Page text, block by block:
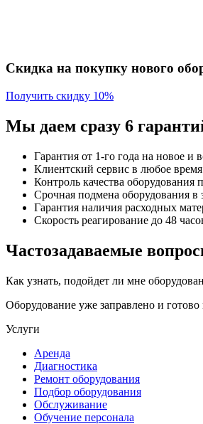
Скидка на покупку нового
Получить скидку 10%
Мы даем сразу 6
Гарантия от 1-го года на новое и
Клиентский сервис в любое
Контроль качества оборудования
Срочная подмена оборудования в
Гарантия наличия расходных
Скорость реагирование до 48
Частозадаваемые
Как узнать, подойдет ли мне
Оборудование уже заправлено и
Услуги
Аренда
Диагностика
Ремонт оборудования
Подбор оборудования
Обслуживание
Обучение персонала